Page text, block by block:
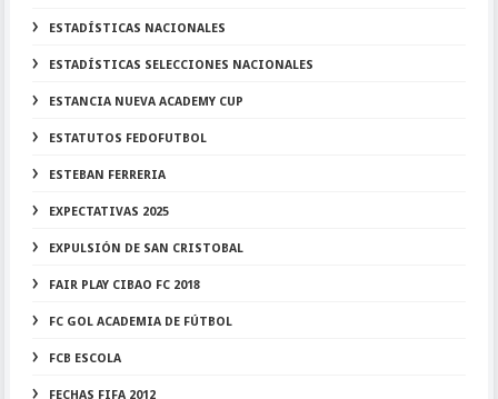
ESTADÍSTICAS NACIONALES
ESTADÍSTICAS SELECCIONES NACIONALES
ESTANCIA NUEVA ACADEMY CUP
ESTATUTOS FEDOFUTBOL
ESTEBAN FERRERIA
EXPECTATIVAS 2025
EXPULSIÓN DE SAN CRISTOBAL
FAIR PLAY CIBAO FC 2018
FC GOL ACADEMIA DE FÚTBOL
FCB ESCOLA
FECHAS FIFA 2012